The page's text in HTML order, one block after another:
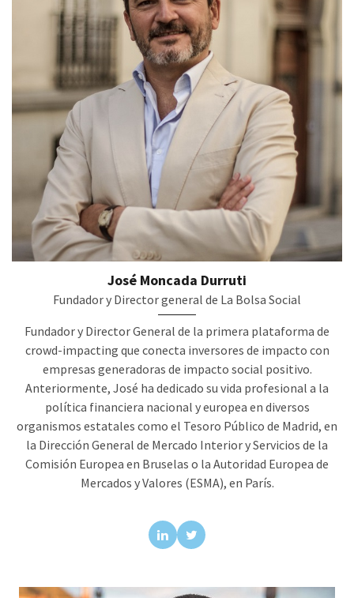
José Moncada Durruti
Fundador y Director general de La Bolsa Social
Fundador y Director General de la primera plataforma de
crowd-impacting que conecta inversores de impacto con
empresas generadoras de impacto social positivo.
Anteriormente, José ha dedicado su vida profesional a la
política financiera nacional y europea en diversos
organismos estatales como el Tesoro Público de Madrid, en
la Dirección General de Mercado Interior y Servicios de la
Comisión Europea en Bruselas o la Autoridad Europea de
Mercados y Valores (ESMA), en París.